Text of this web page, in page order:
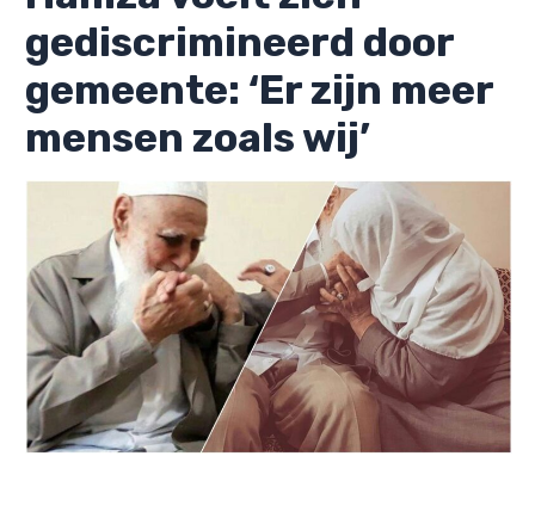
gediscrimineerd door
gemeente: ‘Er zijn meer
mensen zoals wij’